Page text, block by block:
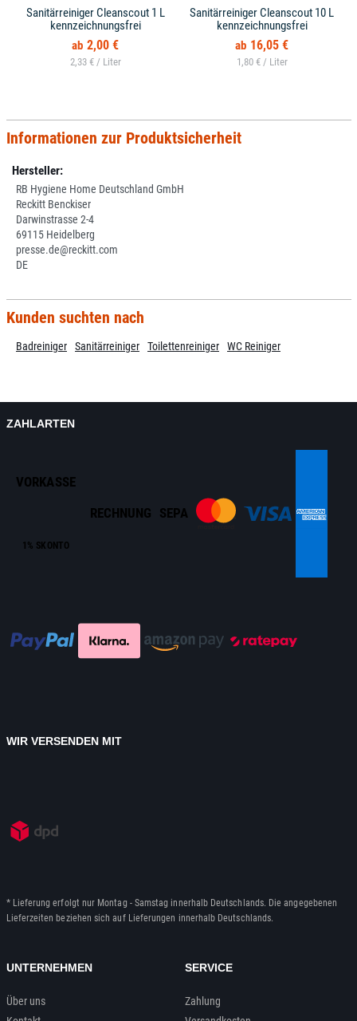
Sanitärreiniger Cleanscout 1 L
kennzeichnungsfrei
2,00 €
2,33 € /
Sanitärreiniger Cleanscout 10 L
kennzeichnungsfrei
16,05 €
1,80 € /
Informationen zur Produktsicherheit
Hersteller:
RB Hygiene Home Deutschland GmbH
Reckitt Benckiser
Darwinstrasse 2-4
69115 Heidelberg
presse.de@reckitt.com
DE
Kunden suchten nach
Badreiniger Sanitärreiniger Toilettenreiniger WC Reiniger
ZAHLARTEN
VORKASSE
1% SKONTO
RECHNUNG SEPA
WIR VERSENDEN MIT
* Lieferung erfolgt nur Montag - Samstag innerhalb Deutschlands. Die angegebenen
Lieferzeiten beziehen sich auf Lieferungen innerhalb Deutschlands.
UNTERNEHMEN
Über uns
SERVICE
Zahlung